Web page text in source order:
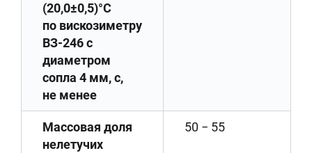
(20,0±0,5)°С
по вискозиметру
ВЗ-246 с
диаметром
сопла 4 мм, с,
не менее
Массовая доля
нелетучих
50 − 55